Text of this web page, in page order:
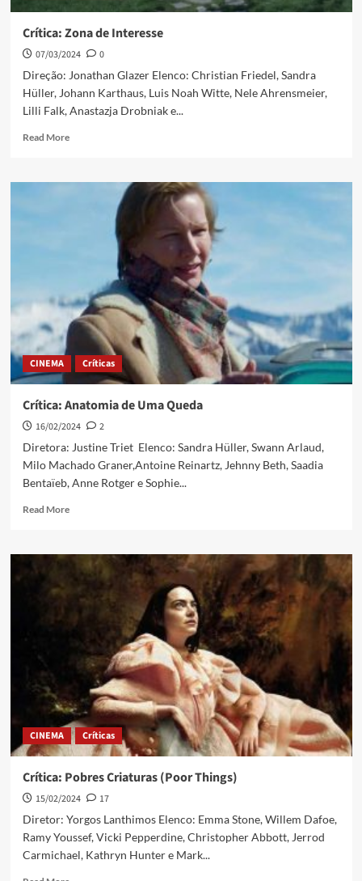
Crítica: Zona de Interesse
07/03/2024
0
Direção: Jonathan Glazer Elenco: Christian Friedel, Sandra
Hüller, Johann Karthaus, Luis Noah Witte, Nele Ahrensmeier,
Lilli Falk, Anastazja Drobniak e...
Read More
CINEMA Críticas
Crítica: Anatomia de Uma Queda
16/02/2024
2
Diretora: Justine Triet Elenco: Sandra Hüller, Swann Arlaud,
Milo Machado Graner,Antoine Reinartz, Jehnny Beth, Saadia
Bentaïeb, Anne Rotger e Sophie...
Read More
CINEMA Críticas
Crítica: Pobres Criaturas (Poor Things)
15/02/2024
17
Diretor: Yorgos Lanthimos Elenco: Emma Stone, Willem Dafoe,
Ramy Youssef, Vicki Pepperdine, Christopher Abbott, Jerrod
Carmichael, Kathryn Hunter e Mark...